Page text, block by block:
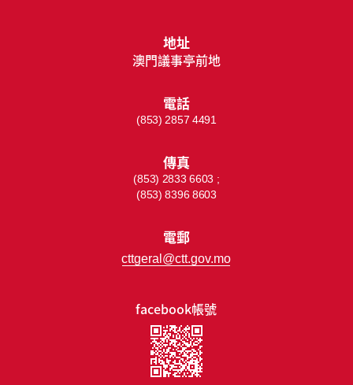
facebook帳號
地址
澳門議事亭前地
電話
(853) 2857 4491
傳真
(853) 2833 6603 ;
(853) 8396 8603
電郵
cttgeral@ctt.gov.mo